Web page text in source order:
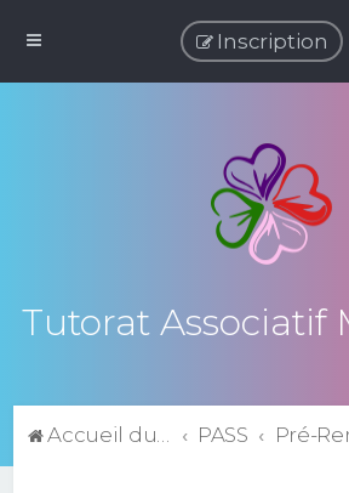
Inscription
Tutorat Associatif
Accueil du forum PASS